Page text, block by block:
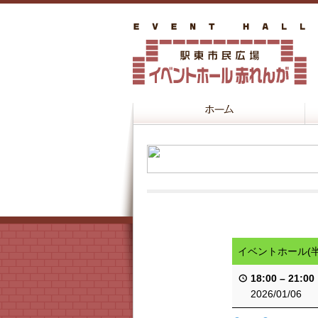
イベントホール(
18:00 – 21:00
2026/01/06